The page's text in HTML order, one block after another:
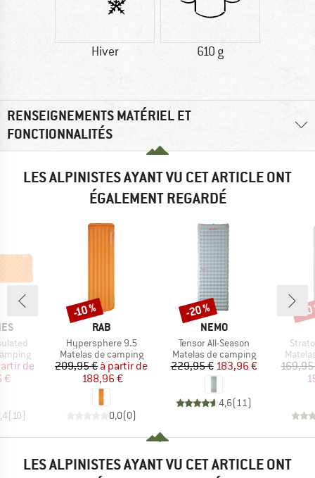
Hiver 610 g
RENSEIGNEMENTS MATÉRIEL ET
FONCTIONNALITÉS
LES ALPINISTES AYANT VU CET ARTICLE ONT
ÉGALEMENT REGARDÉ
réduit
de
€
( 10)
MARQUE
RAB
Article
Hypersphere 9.5
Product group
Matelas de camping
Prix
209,95 € Prix réduit
à partir de
188,96 €
0,0(0)
Remise
-10 %
MARQUE
NEMO
Article
Tensor All-Season
Product group
Matelas de camping
Prix
229,95 €Prix réduit
183,96 €
4,6( 11)
Remise
-20 %
Article
-
LES ALPINISTES AYANT VU CET ARTICLE ONT